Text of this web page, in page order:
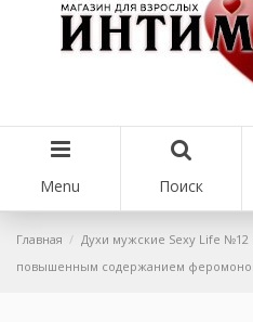
Menu Поиск
Главная
Духи мужские Sexy Life №12
повышенным содержанием